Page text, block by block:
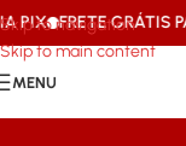
Skip to navigation
Skip to main content
FRETE GRÁTIS
MENU